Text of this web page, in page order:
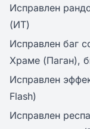
Исправлен
(ИТ)
Исправлен баг
Храме (Паган),
Исправлен
Flash)
Исправлен